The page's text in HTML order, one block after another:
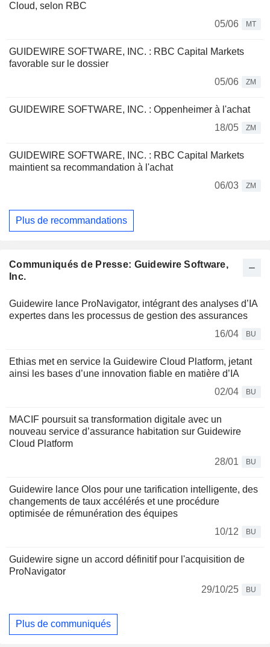
Cloud, selon RBC
05/06
MT
GUIDEWIRE SOFTWARE, INC. : RBC Capital Markets
favorable sur le dossier
05/06
ZM
GUIDEWIRE SOFTWARE, INC. : Oppenheimer à l'achat
18/05
ZM
GUIDEWIRE SOFTWARE, INC. : RBC Capital Markets
maintient sa recommandation à l'achat
06/03
ZM
Plus de recommandations
Communiqués de Presse: Guidewire Software,
Inc.
Guidewire lance ProNavigator, intégrant des analyses d’IA
expertes dans les processus de gestion des assurances
16/04
BU
Ethias met en service la Guidewire Cloud Platform, jetant
ainsi les bases d’une innovation fiable en matière d’IA
02/04
BU
MACIF poursuit sa transformation digitale avec un
nouveau service d’assurance habitation sur Guidewire
Cloud Platform
28/01
BU
Guidewire lance Olos pour une tarification intelligente, des
changements de taux accélérés et une procédure
optimisée de rémunération des équipes
10/12
BU
Guidewire signe un accord définitif pour l'acquisition de
ProNavigator
29/10/25
BU
Plus de communiqués